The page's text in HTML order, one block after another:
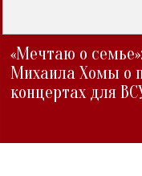
«Мечтаю о
Михаила Хомы о
концертах для